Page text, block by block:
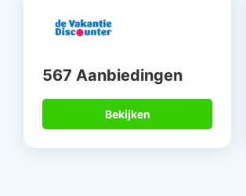
567 Aanbiedingen
Bekijken